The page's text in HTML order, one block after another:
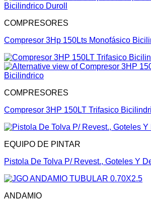
COMPRESORES
Compresor 3Hp 150Lts Monofásico
COMPRESORES
Compresor 3HP 150LT Trifasico
EQUIPO DE PINTAR
Pistola De Tolva P/ Revest., Goteles Y
ANDAMIO